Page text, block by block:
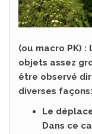
(ou macro PK)
objets assez
être observé
diverses façons:
Le
Dans ce